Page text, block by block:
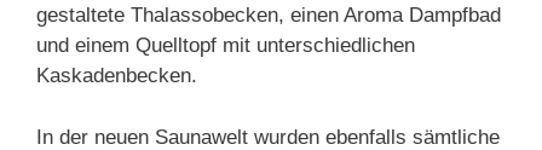
gestaltete Thalassobecken, einen Aroma Dampfbad
und einem Quelltopf mit unterschiedlichen
Kaskadenbecken.
In der neuen Saunawelt wurden ebenfalls sämtliche